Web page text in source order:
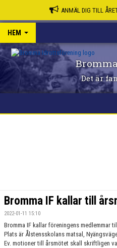
ANMÄL DIG TILL
HEM
Det är
Bromma IF kallar till
2022-01-11 15:10
Bromma IF kallar föreningens medlemmar
Plats är Ålstensskolans matsal,
Ev. motioner till årsmötet skall skriftligen